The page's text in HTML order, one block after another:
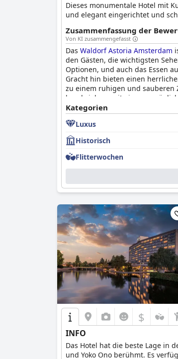
Dieses monumentale Hotel mit
und elegant eingerichtet und
Zusammenfassung der
Von KI zusammengefasst
Das Waldorf Astoria Amsterdam
den Gästen, die wichtigsten
Optionen, und auch das Essen
Gracht hin bieten einen
zu einem ruhigen und sauberen
beschrieben, mit einer
mit einer fantastischen
Kategorien
Luxus
Historisch
Flitterwochen
$
INFO
Das Hotel hat die beste Lage in
und Yoko Ono berühmt. Es